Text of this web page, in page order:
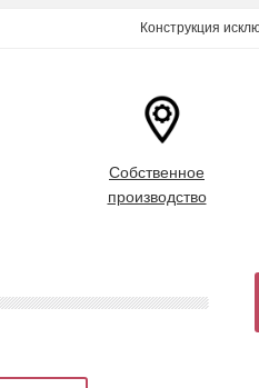
Конструкция
Собственное
производство